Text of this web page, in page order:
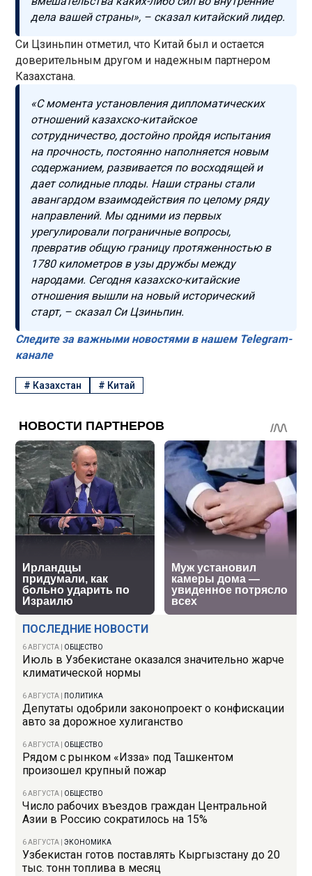
ПОСЛЕДНИЕ НОВОСТИ
6 АВГУСТА ОБЩЕСТВО
Июль в Узбекистане оказался значительно жарче
климатической нормы
6 АВГУСТА ПОЛИТИКА
Депутаты одобрили законопроект о конфискации
авто за дорожное хулиганство
6 АВГУСТА ОБЩЕСТВО
Рядом с рынком «Изза» под Ташкентом
произошел крупный пожар
6 АВГУСТА ОБЩЕСТВО
Число рабочих въездов граждан Центральной
Азии в Россию сократилось на 15%
6 АВГУСТА |ЭКОНОМИКА
Узбекистан готов поставлять Кыргызстану до 20
тыс. тонн топлива в месяц
дела вашей страны», – сказал китайский лидер.
Си Цзиньпин отметил, что Китай был и остается
доверительным другом и надежным партнером
Казахстана.
«С момента установления дипломатических
отношений казахско-китайское
сотрудничество, достойно пройдя испытания
на прочность, постоянно наполняется новым
содержанием, развивается по восходящей и
дает солидные плоды. Наши страны стали
авангардом взаимодействия по целому ряду
направлений. Мы одними из первых
урегулировали пограничные вопросы,
превратив общую границу протяженностью в
1780 километров в узы дружбы между
народами. Сегодня казахско-китайские
отношения вышли на новый исторический
старт, – сказал Си Цзиньпин.
Следите за важными новостями в нашем Telegram-
канале
# Казахстан # Китай